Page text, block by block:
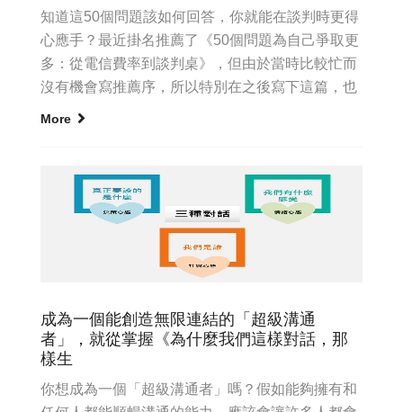
知道這50個問題該如何回答，你就能在談判時更得
心應手？最近掛名推薦了《50個問題為自己爭取更
多：從電信費率到談判桌》，但由於當時比較忙而
沒有機會寫推薦序，所以特別在之後寫下這篇，也
希望讓更多朋友對這本...
More
成為一個能創造無限連結的「超級溝通
者」，就從掌握《為什麼我們這樣對話，那
樣生
你想成為一個「超級溝通者」嗎？假如能夠擁有和